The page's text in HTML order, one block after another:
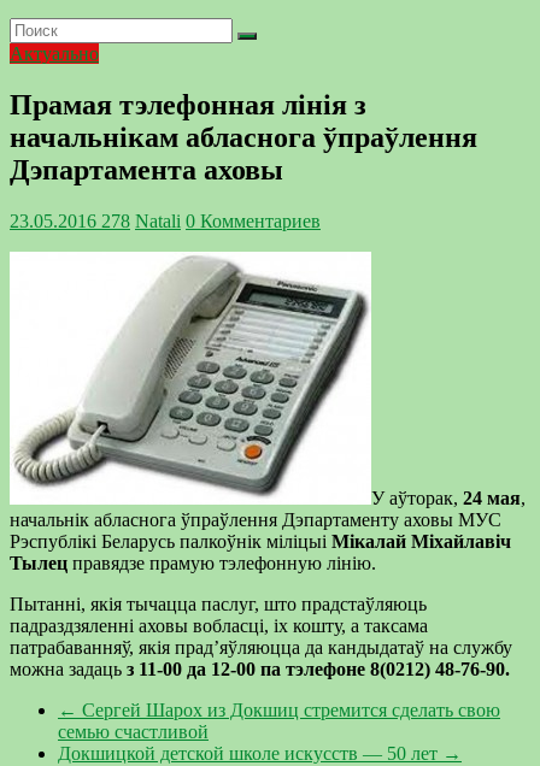
Актуально
Прамая тэлефонная лінія з
начальнікам абласнога ўпраўлення
Дэпартамента аховы
23.05.2016 278 Natali 0 Комментариев
У аўторак, 24 мая,
начальнік абласнога ўпраўлення Дэпартаменту аховы МУС
Рэспублікі Беларусь палкоўнік міліцыі Мікалай Міхайлавіч
Тылец правядзе прамую тэлефонную лінію.
Пытанні, якія тычацца паслуг, што прадстаўляюць
падраздзяленні аховы вобласці, іх кошту, а таксама
патрабаванняў, якія прад’яўляюцца да кандыдатаў на службу
можна задаць з 11-00 да 12-00 па тэлефоне 8(0212) 48-76-90.
← Сергей Шарох из Докшиц стремится сделать свою
семью счастливой
Докшицкой детской школе искусств — 50 лет →